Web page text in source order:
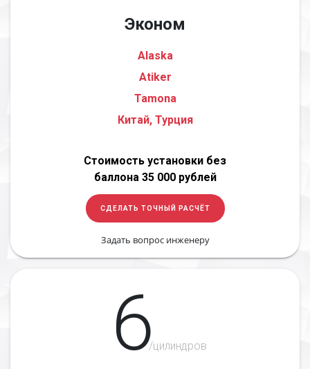
Эконом
Alaska
Atiker
Tamona
Китай, Турция
Стоимость установки без
баллона 35 000 рублей
СДЕЛАТЬ ТОЧНЫЙ РАСЧЁТ
Задать вопрос инженеру
6/цилиндров